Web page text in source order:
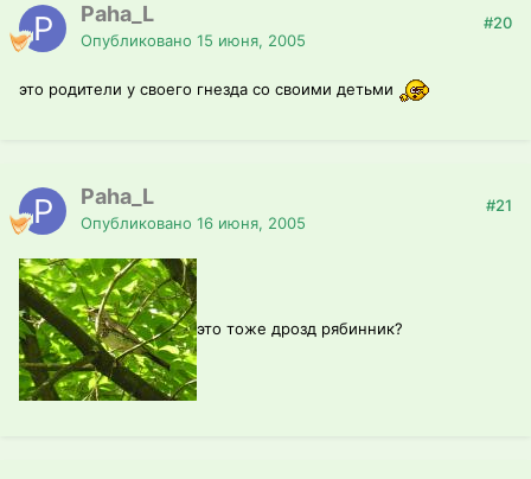
Paha_L
Опубликовано 15 июня, 2005
#20
это родители у своего гнезда со своими детьми
Paha_L
Опубликовано 16 июня, 2005
#21
это тоже дрозд рябинник?